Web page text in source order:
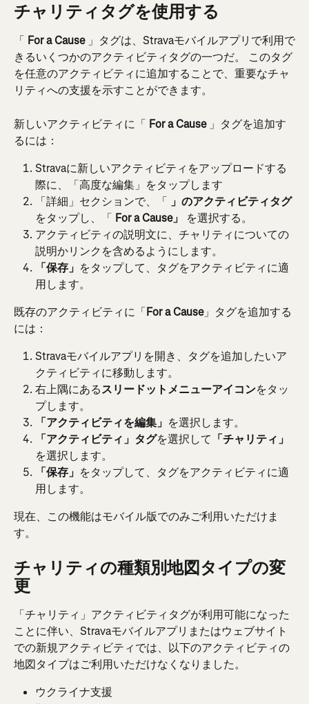
チャリティタグを使用する
「 For a Cause 」タグは、Stravaモバイルアプリで利用で
きるいくつかのアクティビティタグの一つだ。 このタグ
を任意のアクティビティに追加することで、重要なチャ
リティへの支援を示すことができます。
新しいアクティビティに「 For a Cause 」タグを追加す
るには：
Stravaに新しいアクティビティをアップロードする
際に、「高度な編集」をタップします
「詳細」セクションで、「 」のアクティビティタグ
をタップし、「 For a Cause」
を選択する。
アクティビティの説明文に、チャリティについての
説明かリンクを含めるようにします。
「保存」 をタップして、タグをアクティビティに適
用します。
既存のアクティビティに「For a Cause」タグを追加する
には：
Stravaモバイルアプリを開き、タグを追加したいア
クティビティに移動します。
右上隅にあるスリードットメニューアイコンをタッ
プします。
「アクティビティを編集」 を選択します。
「アクティビティ」 タグを選択して 「チャリティ」
を選択します。
「保存」 をタップして、タグをアクティビティに適
用します。
現在、この機能はモバイル版でのみご利用いただけま
す。
チャリティの種類別地図タイプの変
更
「チャリティ」アクティビティタグが利用可能になった
ことに伴い、Stravaモバイルアプリまたはウェブサイト
での新規アクティビティでは、以下のアクティビティの
地図タイプはご利用いただけなくなりました。
ウクライナ支援